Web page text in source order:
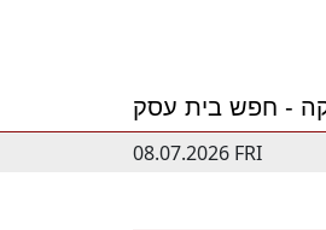
08.07.2026 FRI